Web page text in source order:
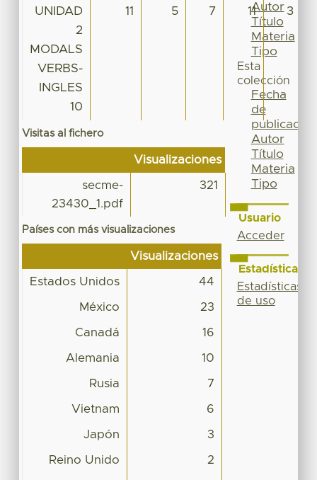
UNIDAD
2
MODALS
VERBS-
INGLES
10
11 5 7 11 3
Visitas al fichero
Visualizaciones
secme-
23430_1.pdf
321
Países con más visualizaciones
Visualizaciones
Estados Unidos 44
México 23
Canadá 16
Alemania 10
Rusia 7
Vietnam 6
Japón 3
Reino Unido 2
Autor
Título
Materia
Tipo
Esta
colección
Fecha
de
publicación
Autor
Título
Materia
Tipo
Usuario
Acceder
Estadísticas
Estadísticas
de uso